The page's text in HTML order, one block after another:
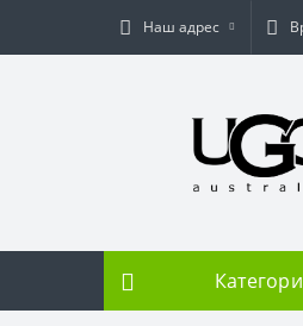
Наш адрес